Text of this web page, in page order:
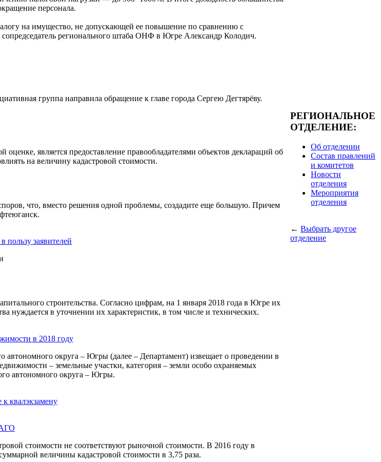
персонала.
на имущество, не допускающей ее повышение по сравнению с
регионального штаба ОНФ в Югре Александр Колодич.
группа направила обращение к главе города Сергею Дегтярёву.
является предоставление правообладателями объектов деклараций об
на величину кадастровой стоимости.
что, вместо решения одной проблемы, создадите еще большую. Причем
заявителей
строительства. Согласно цифрам, на 1 января 2018 года в Югре их
в уточнении их характеристик, в том числе и технических.
в 2018 году
округа – Югры (далее – Департамент) извещает о проведении в
– земельные участки, категория – земли особо охраняемых
автономного округа – Югры.
квалэкзамену
стоимости не соответствуют рыночной стоимости. В 2016 году в
величины кадастровой стоимости в 3,75 раза.
РЕГИОНАЛЬНОЕ
ОТДЕЛЕНИЕ:
Об отделении
Состав правлений
и комитетов
Новости
отделения
Мероприятия
отделения
← Выбрать другое
отделение